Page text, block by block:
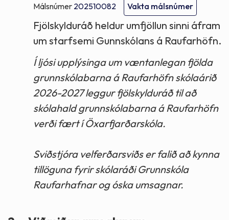
Málsnúmer 202510082 Vakta málsnúmer
Fjölskylduráð heldur umfjöllun sinni áfram
um starfsemi Gunnskólans á Raufarhöfn.
Í ljósi upplýsinga um væntanlegan fjölda
grunnskólabarna á Raufarhöfn skólaárið
2026-2027 leggur fjölskylduráð til að
skólahald grunnskólabarna á Raufarhöfn
verði fært í Öxarfjarðarskóla.
Sviðstjóra velferðarsviðs er falið að kynna
tillöguna fyrir skólaráði Grunnskóla
Raufarhafnar og óska umsagnar.